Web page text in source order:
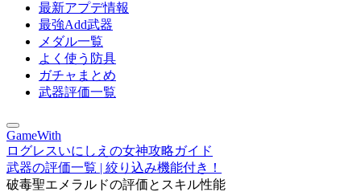
最新アプデ情報
最強Add武器
メダル一覧
よく使う防具
ガチャまとめ
武器評価一覧
GameWith
ログレスいにしえの女神攻略ガイド
武器の評価一覧 | 絞り込み機能付き！
破毒聖エメラルドの評価とスキル性能